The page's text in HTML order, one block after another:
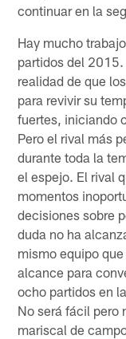
continuar en la
Hay mucho
partidos del
realidad de que
para revivir su
fuertes, iniciando
Pero el rival más
durante toda la
el espejo. El rival
momentos
decisiones sobre
duda no ha
mismo equipo
alcance para
ocho partidos en
No será fácil pero
mariscal de